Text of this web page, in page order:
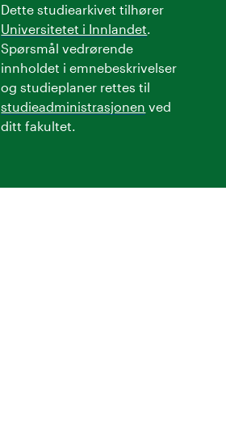
Dette studiearkivet tilhører
Universitetet i Innlandet
Spørsmål vedrørende
innholdet i emnebeskrivelser
og studieplaner rettes til
studieadministrasjonen ved
ditt fakultet.